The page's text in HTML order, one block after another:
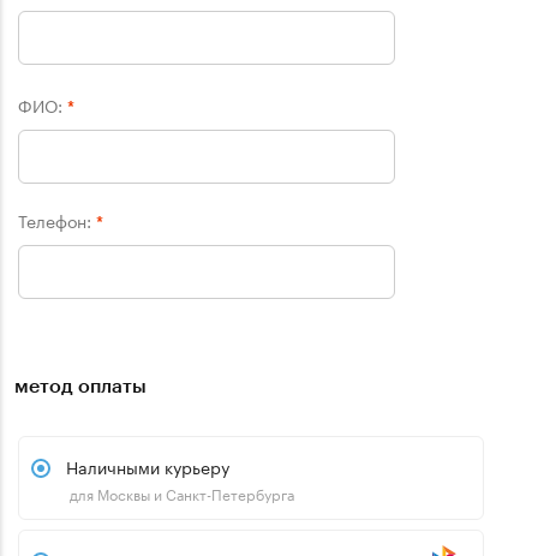
ФИО: *
Телефон: *
метод оплаты
Наличными курьеру
для Москвы и Санкт-Петербурга